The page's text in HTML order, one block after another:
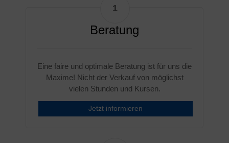
Beratung
Eine faire und optimale Beratung ist für uns die
Maxime! Nicht der Verkauf von möglichst
vielen Stunden und Kursen.
Jetzt informieren